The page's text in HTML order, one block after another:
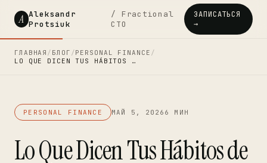
A Aleksandr
Protsiuk
/ Fractional
CTO
ЗАПИСАТЬСЯ
→
ГЛАВНАЯ / БЛОГ /PERSONAL FINANCE /
LO QUE DICEN TUS HÁBITOS …
PERSONAL FINANCE МАЙ 5, 2026 6 МИН
Lo Que Dicen Tus Hábitos de